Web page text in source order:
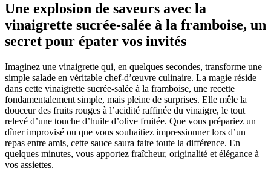
Une explosion de saveurs avec la
vinaigrette sucrée-salée à la framboise, un
secret pour épater vos invités
Imaginez une vinaigrette qui, en quelques secondes, transforme une
simple salade en véritable chef-d’œuvre culinaire. La magie réside
dans cette vinaigrette sucrée-salée à la framboise, une recette
fondamentalement simple, mais pleine de surprises. Elle mêle la
douceur des fruits rouges à l’acidité raffinée du vinaigre, le tout
relevé d’une touche d’huile d’olive fruitée. Que vous prépariez un
dîner improvisé ou que vous souhaitiez impressionner lors d’un
repas entre amis, cette sauce saura faire toute la différence. En
quelques minutes, vous apportez fraîcheur, originalité et élégance à
vos assiettes.